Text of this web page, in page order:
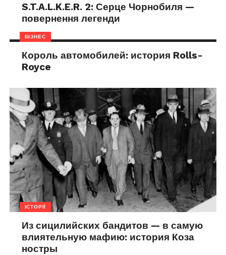
S.T.A.L.K.E.R. 2: Серце Чорнобиля —
повернення легенди
БІЗНЕС
Король автомобилей: история Rolls-
Royce
ІСТОРІЇ
Из сицилийских бандитов — в самую
влиятельную мафию: история Коза
ностры